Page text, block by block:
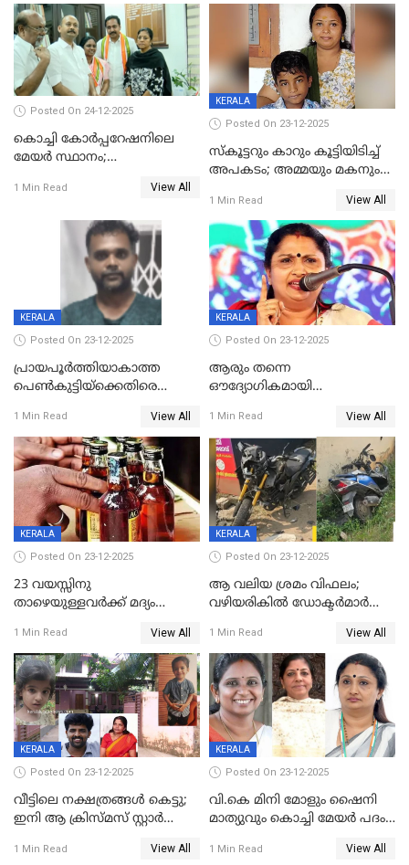
അറസ്റ്റിൽ
Posted On 24-12-2025
കൊച്ചി കോര്‍പ്പറേഷനിലെ
മേയര്‍ സ്ഥാനം;
രൂക്ഷം
1 Min Read View All
KERALA
Posted On 23-12-2025
സ്കൂട്ടറും കാറും കൂട്ടിയിടിച്ച്
അപകടം; അമ്മയും മകനും
ഗുരുതരാവസ്ഥയിൽ
1 Min Read View All
KERALA
Posted On 23-12-2025
പ്രായപൂർത്തിയാകാത്ത
പെൺകുട്ടിയ്ക്കെതിരെ
59 വർഷം തടവും 90,൦൦൦ രൂപ
പിഴയും ശിക്ഷ
1 Min Read View All
KERALA
Posted On 23-12-2025
ആരും തന്നെ
ഔദ്യോഗികമായി
കണ്ടെത്താൻ ഇന്ന് കോർ
കമ്മിറ്റി കൂടിയില്ല';
അതൃപ്തിയുമായി ദീപ്തി മേരി
വർഗീസ്
1 Min Read View All
KERALA
Posted On 23-12-2025
23 വയസ്സിനു
താഴെയുള്ളവർക്ക് മദ്യം
നടപടി;സ്ഥാപനങ്ങൾക്കെതിരെ
രണ്ട് കേസുകൾ
1 Min Read View All
KERALA
Posted On 23-12-2025
ആ വലിയ ശ്രമം വിഫലം;
വഴിയരികില്‍ ‌ഡോക്ടര്‍മാര്‍
മരണത്തിന് കീഴടങ്ങി
1 Min Read View All
KERALA
Posted On 23-12-2025
വീട്ടിലെ നക്ഷത്രങ്ങൾ കെട്ടു;
ഇനി ആ ക്രിസ്മസ് സ്റ്റാർ
വേണ്ടിയുള്ള
1 Min Read View All
KERALA
Posted On 23-12-2025
വി.കെ മിനി മോളും ഷൈനി
മാത്യുവും കൊച്ചി മേയർ പദം
മേയറാകില്ല
1 Min Read View All